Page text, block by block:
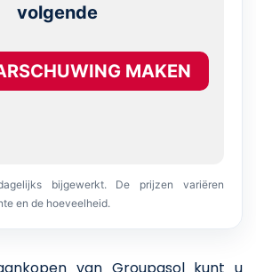
volgende
MAKEN
bijgewerkt. De prijzen variëren
en de hoeveelheid.
van Groupasol kunt u